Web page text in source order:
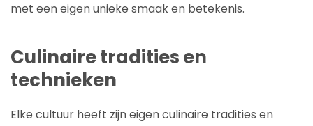
met een eigen unieke smaak en betekenis.
Culinaire tradities en
technieken
Elke cultuur heeft zijn eigen culinaire tradities en